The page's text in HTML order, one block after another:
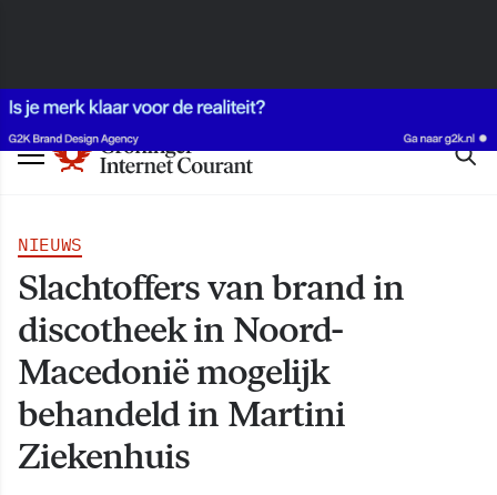
NIEUWS
Slachtoffers van brand in
discotheek in Noord-
Macedonië mogelijk
behandeld in Martini
Ziekenhuis